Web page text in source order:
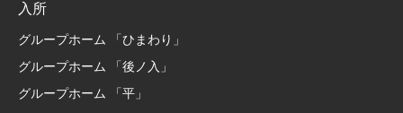
入所
グループホーム 「ひまわり」
グループホーム 「後ノ入」
グループホーム 「平」